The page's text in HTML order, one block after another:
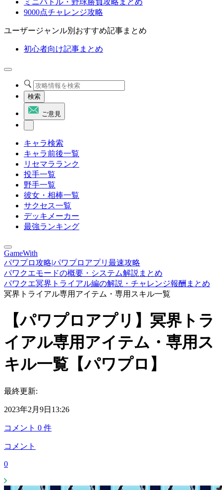
ミニバトル・野球勝負攻略まとめ
9000点チャレンジ攻略
ユーザージャンル別おすすめ記事まとめ
初心者向け記事まとめ
検索
ご意見
キャラ検索
キャラ前後一覧
リセマラランク
投手一覧
野手一覧
彼女・相棒一覧
サクセス一覧
デッキメーカー
最強ランキング
GameWith
パワプロ攻略|パワプロアプリ最速攻略
パワクエモードの概要・システム解説まとめ
パワクエ冥界トライアル編の解説・チャレンジ報酬まとめ
冥界トライアル専用アイテム・専用スキル一覧
【パワプロアプリ】冥界トラ
イアル専用アイテム・専用ス
キル一覧【パワプロ】
最終更新:
2023年2月9日13:26
コメント 0 件
コメント
0